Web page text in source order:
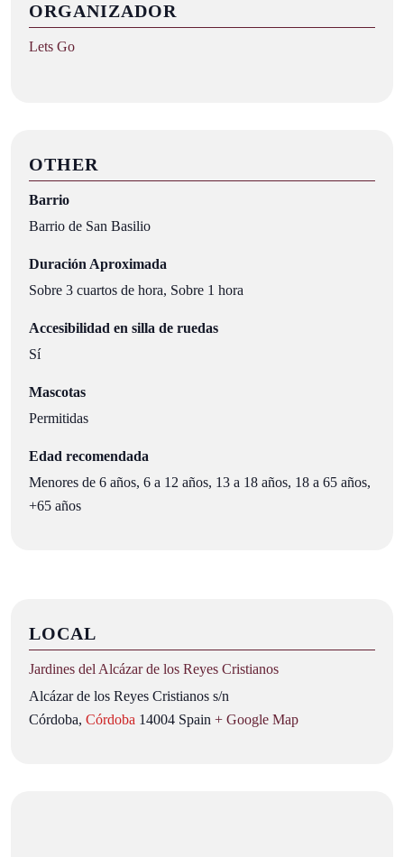
ORGANIZADOR
Lets Go
OTHER
Barrio
Barrio de San Basilio
Duración Aproximada
Sobre 3 cuartos de hora, Sobre 1 hora
Accesibilidad en silla de ruedas
Sí
Mascotas
Permitidas
Edad recomendada
Menores de 6 años, 6 a 12 años, 13 a 18 años, 18 a 65 años,
+65 años
LOCAL
Jardines del Alcázar de los Reyes Cristianos
Alcázar de los Reyes Cristianos s/n
Córdoba, Córdoba 14004 Spain + Google Map